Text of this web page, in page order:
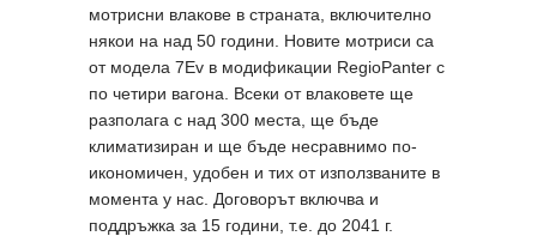
мотрисни влакове в страната, включително
някои на над 50 години. Новите мотриси са
от модела 7Ev в модификации RegioPanter с
по четири вагона. Всеки от влаковете ще
разполага с над 300 места, ще бъде
климатизиран и ще бъде несравнимо по-
икономичен, удобен и тих от използваните в
момента у нас. Договорът включва и
поддръжка за 15 години, т.е. до 2041 г.